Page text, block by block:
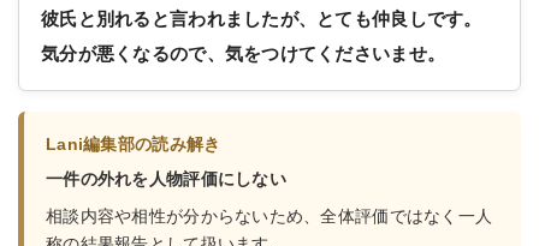
彼氏と別れると言われましたが、とても仲良しです。
気分が悪くなるので、気をつけてくださいませ。
Lani編集部の読み解き
一件の外れを人物評価にしない
相談内容や相性が分からないため、全体評価ではなく一人